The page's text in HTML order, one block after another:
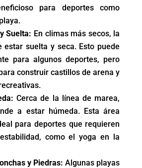
para deportes como
Suelta: En climas más secos, la
estar suelta y seca. Esto puede
para algunos deportes, pero
construir castillos de arena y
Cerca de la línea de marea,
a estar húmeda. Esta área
para deportes que requieren
como el yoga en la
y Piedras: Algunas playas